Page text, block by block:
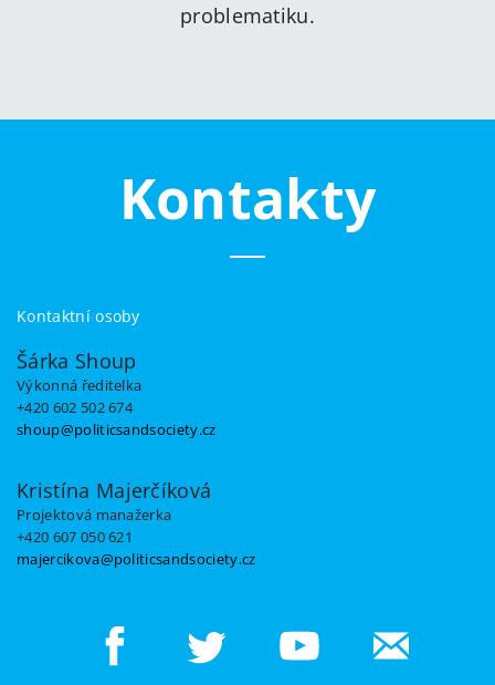
problematiku.
Kontakty
Kontaktní osoby
Šárka Shoup
Výkonná ředitelka
+420 602 502 674
shoup@politicsandsociety.cz
Kristína Majerčíková
Projektová manažerka
+420 607 050 621
majercikova@politicsandsociety.cz